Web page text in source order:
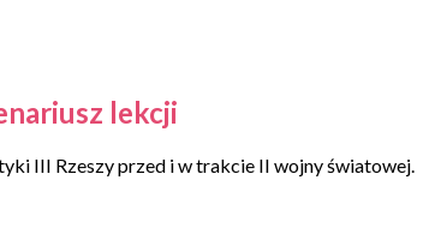
lekcji
III Rzeszy przed i w trakcie II wojny światowej.